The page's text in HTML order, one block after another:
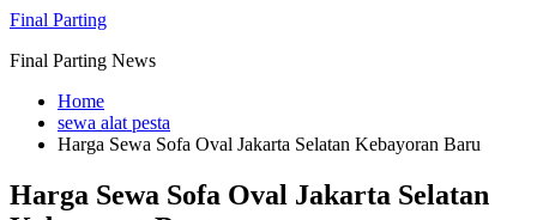
Skip
content
Final Parting
Final Parting News
Home
sewa alat pesta
Harga Sewa Sofa Oval Jakarta Selatan Kebayoran Baru
Harga Sewa Sofa Oval Jakarta Selatan